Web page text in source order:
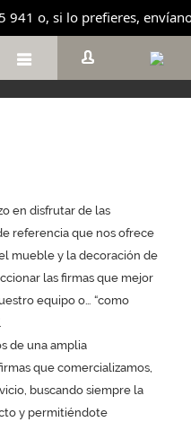
941 o, si lo prefieres,

en disfrutar de las
referencia que nos ofrece
mueble y la decoración de
las firmas que mejor
equipo o… “como
de una amplia
que comercializamos,
buscando siempre la
y permitiéndote